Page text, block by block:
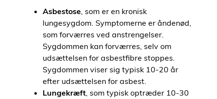
Asbestose, som er en kronisk
lungesygdom. Symptomerne er åndenød,
som forværres ved anstrengelser.
Sygdommen kan forværres, selv om
udsættelsen for asbestfibre stoppes.
Sygdommen viser sig typisk 10-20 år
efter udsættelsen for asbest.
Lungekræft, som typisk optræder 10-30